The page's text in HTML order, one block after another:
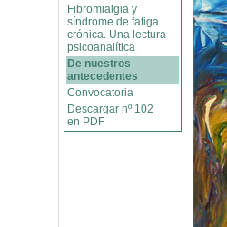
Fibromialgia y
síndrome de fatiga
crónica. Una lectura
psicoanalítica
De nuestros
antecedentes
Convocatoria
Descargar nº 102
en PDF